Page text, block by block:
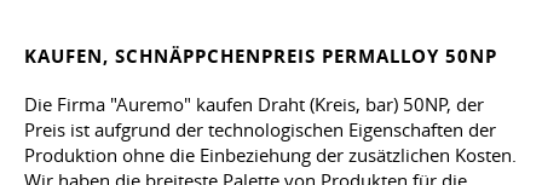
KAUFEN, SCHNÄPPCHENPREIS PERMALLOY 50NP
Die Firma "Auremo" kaufen Draht (Kreis, bar) 50NP, der
Preis ist aufgrund der technologischen Eigenschaften der
Produktion ohne die Einbeziehung der zusätzlichen Kosten.